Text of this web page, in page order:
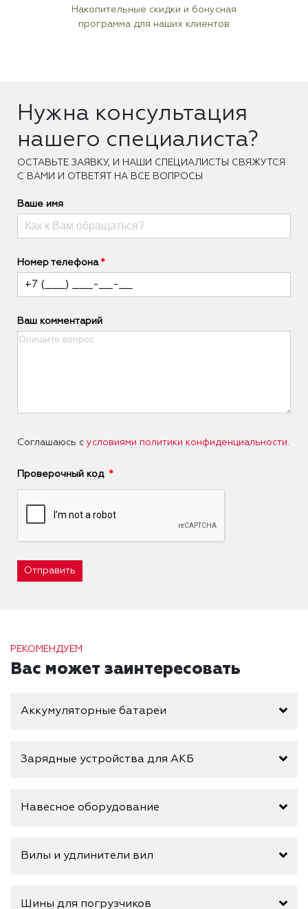
Накопительные скидки и бонусная
программа для наших клиентов
Нужна консультация
нашего специалиста?
ОCТАВЬТЕ ЗАЯВКУ, И НАШИ СПЕЦИАЛИСТЫ СВЯЖУТСЯ
С ВАМИ И ОТВЕТЯТ НА ВСЕ ВОПРОСЫ
Ваше имя
Номер телефона
Ваш комментарий
Соглашаюсь с условиями политики конфиденциальности.
Проверочный код
Отправить
РЕКОМЕНДУЕМ
Вас может заинтересовать
Аккумуляторные батареи
Зарядные устройства для АКБ
Навесное оборудование
Вилы и удлинители вил
Шины для погрузчиков